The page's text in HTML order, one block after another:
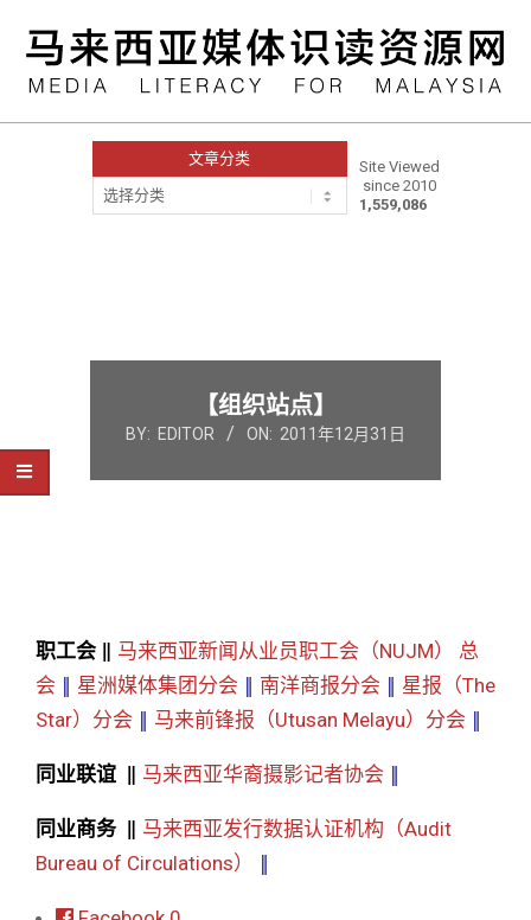
content
文章分类
文
章
Site Viewed
since 2010
1,559,086
【组织站点】
BY: EDITOR ON: 2011年12月31日
职工会 ‖
马来西亚新闻从业员职工会（NUJM） 总
会
星洲媒体集团分会 南洋商报分会
星报（The
Star）分会
马来前锋报（Utusan Melayu）分会
同业联谊 ‖ 马来西亚华裔摄影记者协会
同业商务 ‖ 马来西亚发行数据认证机构（Audit
Bureau of Circulations）